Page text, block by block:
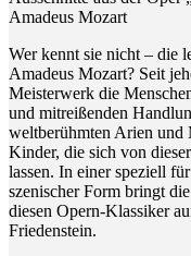
Amadeus Mozart
Wer kennt sie nicht – die
Amadeus Mozart? Seit
Meisterwerk die
und mitreißenden
weltberühmten Arien und
Kinder, die sich von
lassen. In einer speziell
szenischer Form bringt
diesen Opern-Klassiker
Friedenstein.